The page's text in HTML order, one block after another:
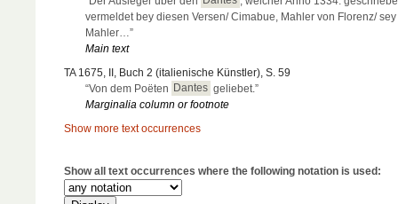
vermeldet bey diesen Versen/ Cimabue, Mahler von Florenz/
Mahler…”
Main text
TA 1675, II, Buch 2 (italienische Künstler), S. 59
“Von dem Poëten Dantes geliebet.”
Marginalia column or footnote
Show more text occurrences
Show all text occurrences where the following notation is used: